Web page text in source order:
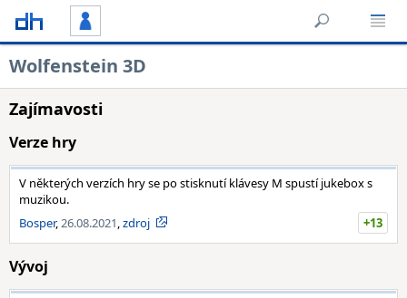
Wolfenstein 3D
Zajímavosti
Verze hry
V některých verzích hry se po stisknutí klávesy M spustí jukebox s
muzikou.
Bosper,26.08.2021,zdroj +13
Vývoj